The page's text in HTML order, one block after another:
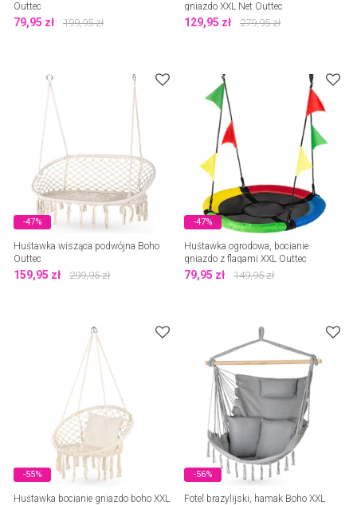
Outtec
79,95 zł 199,95zł
gniazdo XXL Net Outtec
129,95 zł 279,95zł
-47%
Huśtawka wisząca podwójna Boho
Outtec
159,95 zł 299,95zł
-47%
Huśtawka ogrodowa, bocianie
gniazdo z flagami XXL Outtec
79,95 zł 149,95zł
-55%
Huśtawka bocianie gniazdo boho XXL
-56%
Fotel brazylijski, hamak Boho XXL